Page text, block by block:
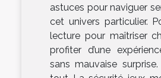
astuces pour naviguer
cet univers particulier.
lecture pour maîtriser
profiter d’une
sans mauvaise